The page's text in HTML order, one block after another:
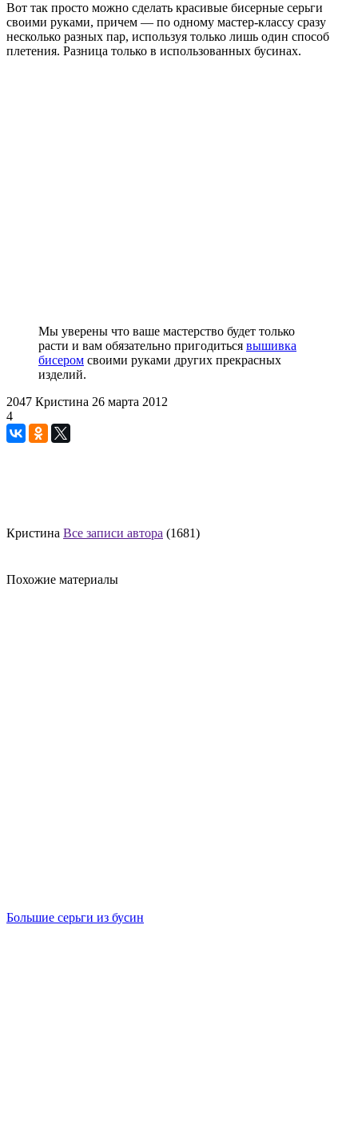
Вот так просто можно сделать красивые бисерные серьги
своими руками, причем — по одному мастер-классу сразу
несколько разных пар, используя только лишь один способ
плетения. Разница только в использованных бусинах.
Мы уверены что ваше мастерство будет только
расти и вам обязательно пригодиться вышивка
бисером своими руками других прекрасных
изделий.
2047 Кристина 26 марта 2012
4
Кристина Все записи автора (1681)
Похожие материалы
Большие серьги из бусин